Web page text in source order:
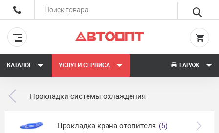
КАТАЛОГ УСЛУГИ СЕРВИСА ГАРАЖ
Прокладки системы охлаждения
Прокладка крана отопителя (5)